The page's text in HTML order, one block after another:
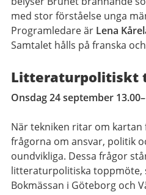
med stor förståelse unga
Programledare är Lena
Samtalet hålls på franska
Litteraturpolitiskt
Onsdag 24 september
När tekniken ritar om
frågorna om ansvar, politik
oundvikliga. Dessa frågor
litteraturpolitiska toppmöte,
Bokmässan i Göteborg och